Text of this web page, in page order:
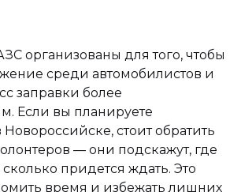
организованы для того, чтобы
среди автомобилистов и
заправки более
Если вы планируете
Новороссийске, стоит обратить
— они подскажут, где
придется ждать. Это
время и избежать лишних